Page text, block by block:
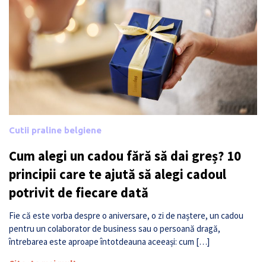
Cutii praline belgiene
Cum alegi un cadou fără să dai greș? 10
principii care te ajută să alegi cadoul
potrivit de fiecare dată
Fie că este vorba despre o aniversare, o zi de naștere, un cadou
pentru un colaborator de business sau o persoană dragă,
întrebarea este aproape întotdeauna aceeași: cum […]